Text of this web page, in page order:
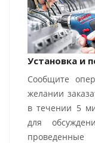
Установка и
Сообщите
желании
в течении 5
для